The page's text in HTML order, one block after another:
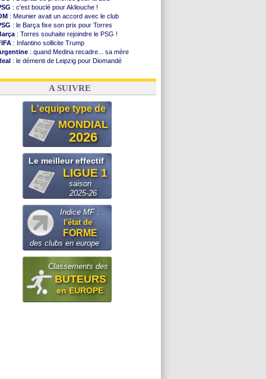
: c'est bouclé pour Akliouche !
: Meunier avait un accord avec le club
: le Barça fixe son prix pour Torres
: Torres souhaite rejoindre le PSG !
: Infantino sollicite Trump
: quand Medina recadre... sa mère
: le démenti de Leipzig pour Diomandé
: le conseiller d'Infantino démissionne !
A SUIVRE
L'equipe type de
MONDIAL
2026
Le meilleur effectif
LIGUE 1
saison
2025-26
Indice MF :
l'état de
FORME
des clubs en europe
Classements des
BUTEURS
en EUROPE